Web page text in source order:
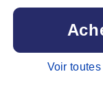
Voir